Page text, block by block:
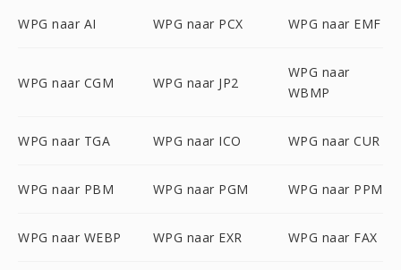
WPG naar AI WPG naar PCX WPG naar EMF
WPG naar CGM WPG naar JP2
WPG naar
WBMP
WPG naar TGA WPG naar ICO WPG naar CUR
WPG naar PBM WPG naar PGM WPG naar PPM
WPG naar WEBP WPG naar EXR WPG naar FAX